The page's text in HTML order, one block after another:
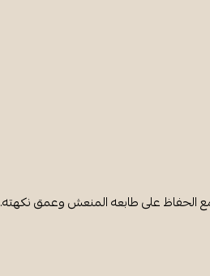
الحفاظ على طابعه المنعش وعمق نكهته.